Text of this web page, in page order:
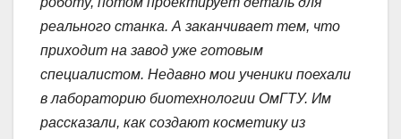
реального станка. А заканчивает тем, что
приходит на завод уже готовым
специалистом. Недавно мои ученики поехали
в лабораторию биотехнологии ОмГТУ. Им
рассказали, как создают косметику из